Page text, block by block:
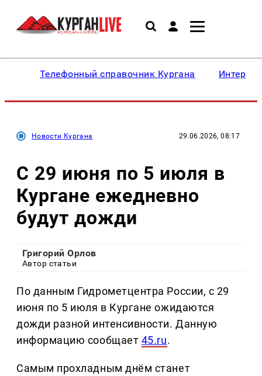
Телефонный справочник Кургана
Новости Кургана 29.06.2026, 08:17
С 29 июня по 5 июля в
Кургане ежедневно
будут дожди
Григорий Орлов
Автор статьи
По данным Гидрометцентра России, с 29
июня по 5 июля в Кургане ожидаются
дожди разной интенсивности. Данную
информацию сообщает 45.ru.
Самым прохладным днём станет